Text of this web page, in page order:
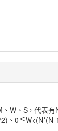
W、S，代表
2)、